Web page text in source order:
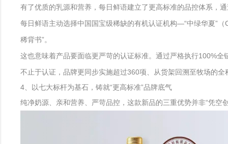
有了优质的乳源和营养，每日鲜语建立了更高标准的品控体系，
每日鲜语主动选择中国国宝级稀缺的有机认证机构—“中绿华夏”
稀背书”。
这也意味着产品要面临更严苛的认证标准。通过严格执行100%
不止于认证，品牌更同步实施超过360项、从货架回溯至牧场的全
4、以七大标杆为基石，铸就“更高标准”品牌底气
纯净奶源、亲和营养、严苛品控，这款新品的三重优势并非“凭空